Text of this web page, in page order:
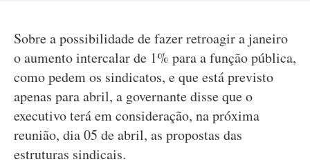
Sobre a possibilidade de fazer retroagir a janeiro
o aumento intercalar de 1% para a função pública,
como pedem os sindicatos, e que está previsto
apenas para abril, a governante disse que o
executivo terá em consideração, na próxima
reunião, dia 05 de abril, as propostas das
estruturas sindicais.